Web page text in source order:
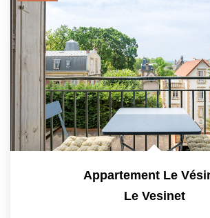
Appartement Le
Le Vesinet